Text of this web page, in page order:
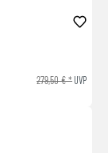
279,50 € *UVP